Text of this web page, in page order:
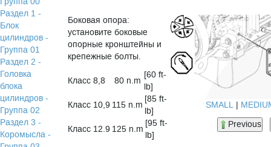
Раздел 1 -
Блок
цилиндров -
Группа 01
Раздел 2 -
Головка
блока
цилиндров -
Группа 02
Раздел 3 -
Коромысла -
Боковая опора:
установите боковые
опорные кронштейны и
крепежные болты.
Класс 8,8 80 n.m
[60 ft-
lb]
Класс 10,9 115 n.m
[85 ft-
lb]
Класс 12.9 125 n.m
[95 ft-
lb]
SMALL |
Previous